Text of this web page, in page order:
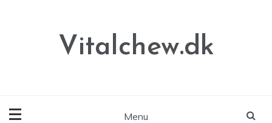
Vitalchew.dk
Menu